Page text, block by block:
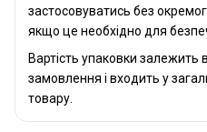
застосовуватись без
якщо це необхідно для
Вартість упаковки залежить
замовлення і входить у
товару.